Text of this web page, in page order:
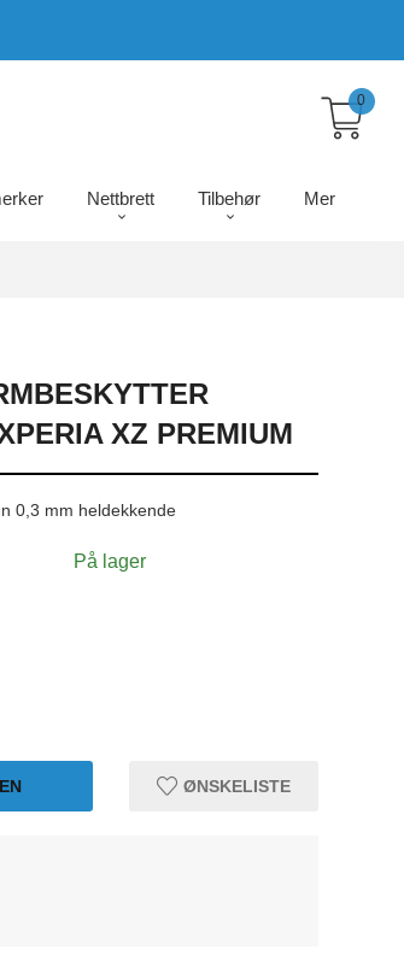
Nettbrett Tilbehør Mer
0
XZ PREMIUM
0,3 mm heldekkende
På lager
ØNSKELISTE